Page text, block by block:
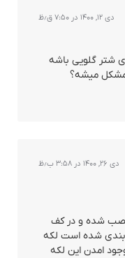
دی ۱۲, ۱۴۰۰ در ۷:۵۰ ق٫ظ
گلویی باشه
میشه؟
دی ۲۶, ۱۴۰۰ در ۳:۵۸ ب٫ظ
شده و در کف
شده است لکه
امدن این لکه